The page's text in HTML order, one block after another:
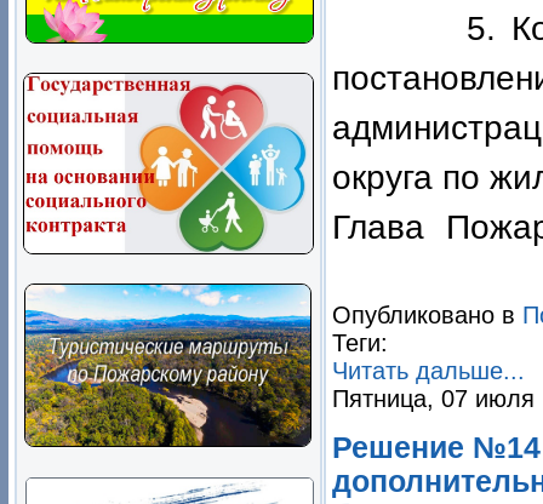
5.
округа по
Глава
Опубликовано в
Теги:
Читать дальше...
Пятница, 07 июля
Решение №14